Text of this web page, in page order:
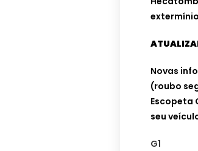
Novas
(roubo
Escopeta
seu
G1